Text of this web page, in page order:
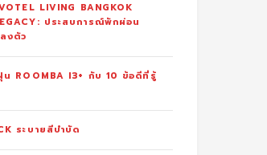
LIVING BANGKOK
ประสบการณ์พักผ่อน
งตัว
ROOMBA I3+ กับ 10 ข้อดีที่รู้
ระบายสีบำบัด